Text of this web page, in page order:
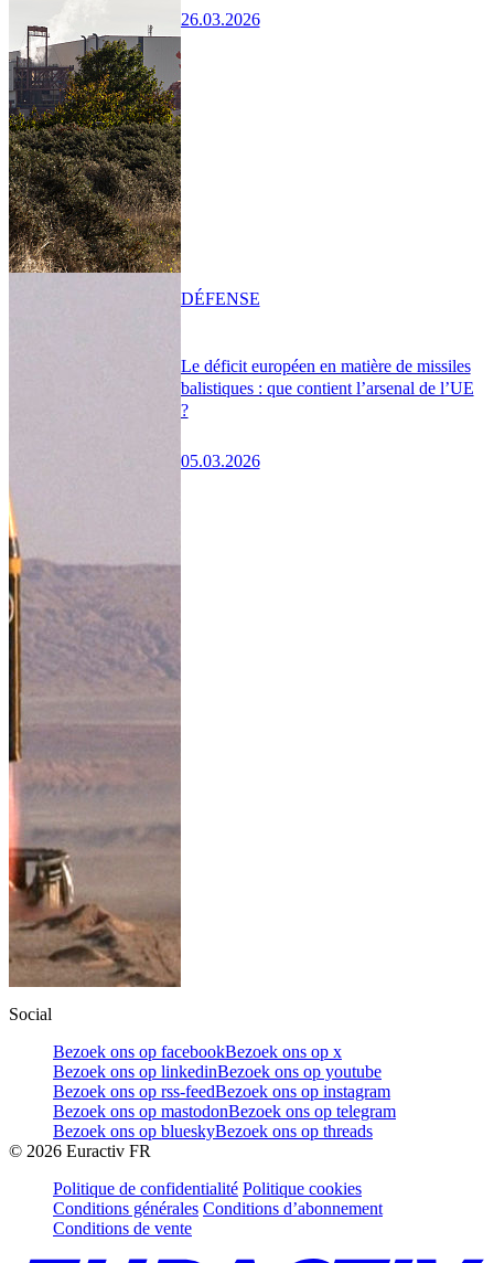
26.03.2026
Le déficit européen en matière de missiles
balistiques : que contient l’arsenal de l’UE
?
05.03.2026
DÉFENSE
Social
Bezoek ons op facebookBezoek ons op x
Bezoek ons op linkedinBezoek ons op youtube
Bezoek ons op rss-feedBezoek ons op instagram
Bezoek ons op mastodonBezoek ons op telegram
Bezoek ons op blueskyBezoek ons op threads
© 2026 Euractiv FR
Politique de confidentialité Politique cookies
Conditions générales Conditions d’abonnement
Conditions de vente